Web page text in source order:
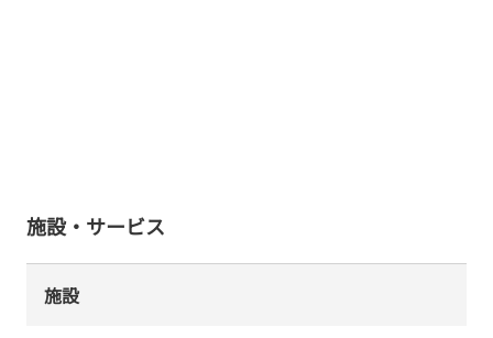
施設・サービス
施設